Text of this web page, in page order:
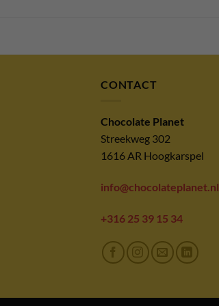
CONTACT
Chocolate Planet
Streekweg 302
1616 AR Hoogkarspel
info@chocolateplanet.nl
+316 25 39 15 34